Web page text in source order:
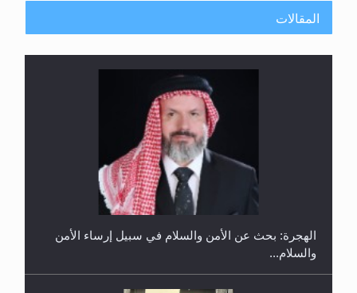
إتمام حفظ القرآن الكريم لثلاثة طلاب من مدرسة الحفظ
المقالات
الهجرة: بحث عن الأمن والسلام في سبيل إرساء الأمن
والسلام...